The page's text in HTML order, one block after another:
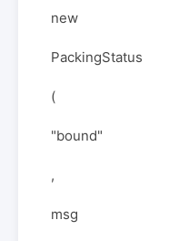
new
PackingStatus
(
"bound"
,
msg